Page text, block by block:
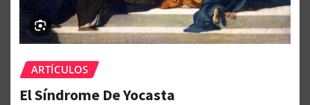
ARTÍCULOS
El Síndrome De Yocasta